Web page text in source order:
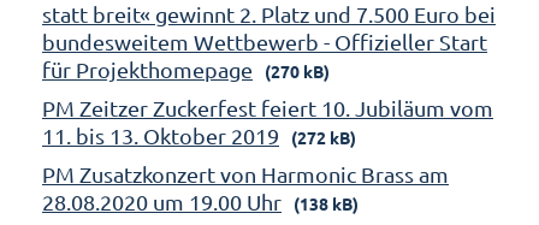
statt breit« gewinnt 2. Platz und 7.500 Euro bei
bundesweitem Wettbewerb - Offizieller Start
für Projekthomepage
(270 kB)
PM Zeitzer Zuckerfest feiert 10. Jubiläum vom
11. bis 13. Oktober 2019
(272 kB)
PM Zusatzkonzert von Harmonic Brass am
28.08.2020 um 19.00 Uhr
(138 kB)